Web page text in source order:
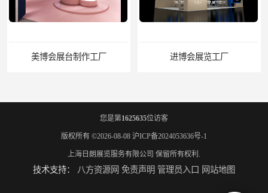
美博会展台制作工厂 进博会展览工厂
您是第1625635位访客
版权所有 ©2026-08-08 沪ICP备2024053636号-1
上海日朗展览服务有限公司 保留所有权利.
技术支持： 八方资源网 免责声明 管理员入口 网站地图